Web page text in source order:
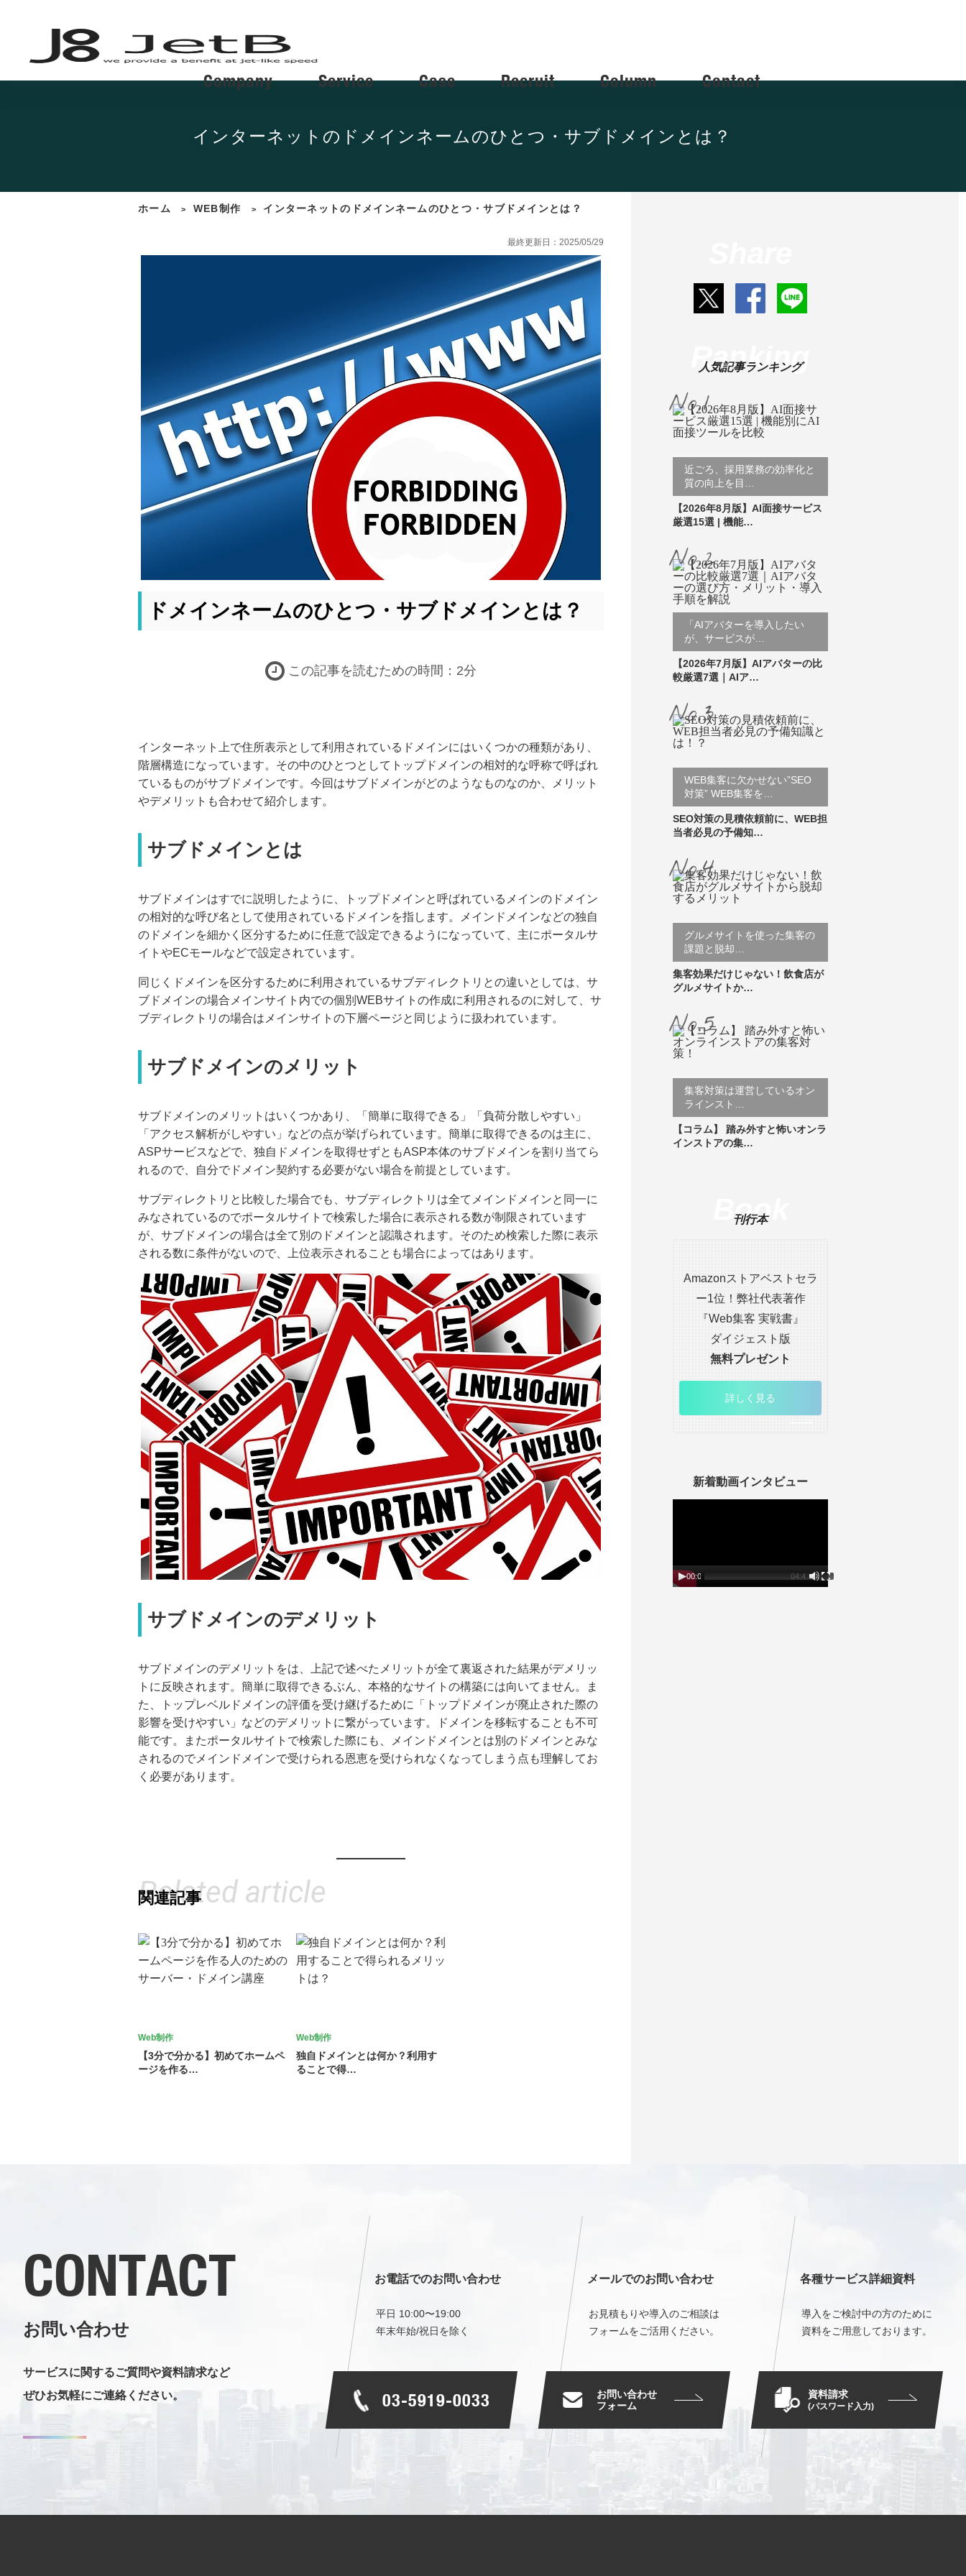
Company Service Case Recruit Column Contact
インターネットのドメインネームのひとつ・サブドメインとは？
ホーム > WEB制作 > インターネットのドメインネームのひとつ・サブドメインとは？
最終更新日：2025/05/29
ドメインネームのひとつ・サブドメインとは？
この記事を読むための時間：2分
インターネット上で住所表示として利用されているドメインにはいくつかの種類があり、
階層構造になっています。その中のひとつとしてトップドメインの相対的な呼称で呼ばれ
ているものがサブドメインです。今回はサブドメインがどのようなものなのか、メリット
やデメリットも合わせて紹介します。
サブドメインとは
サブドメインはすでに説明したように、トップドメインと呼ばれているメインのドメイン
の相対的な呼び名として使用されているドメインを指します。メインドメインなどの独自
のドメインを細かく区分するために任意で設定できるようになっていて、主にポータルサ
イトやECモールなどで設定されています。
同じくドメインを区分するために利用されているサブディレクトリとの違いとしては、サ
ブドメインの場合メインサイト内での個別WEBサイトの作成に利用されるのに対して、サ
ブディレクトリの場合はメインサイトの下層ページと同じように扱われています。
サブドメインのメリット
サブドメインのメリットはいくつかあり、「簡単に取得できる」「負荷分散しやすい」
「アクセス解析がしやすい」などの点が挙げられています。簡単に取得できるのは主に、
ASPサービスなどで、独自ドメインを取得せずともASP本体のサブドメインを割り当てら
れるので、自分でドメイン契約する必要がない場合を前提としています。
サブディレクトリと比較した場合でも、サブディレクトリは全てメインドメインと同一に
みなされているのでポータルサイトで検索した場合に表示される数が制限されています
が、サブドメインの場合は全て別のドメインと認識されます。そのため検索した際に表示
される数に条件がないので、上位表示されることも場合によってはあります。
サブドメインのデメリット
サブドメインのデメリットをは、上記で述べたメリットが全て裏返された結果がデメリッ
トに反映されます。簡単に取得できるぶん、本格的なサイトの構築には向いてません。ま
た、トップレベルドメインの評価を受け継げるために「トップドメインが廃止された際の
影響を受けやすい」などのデメリットに繋がっています。ドメインを移転することも不可
能です。またポータルサイトで検索した際にも、メインドメインとは別のドメインとみな
されるのでメインドメインで受けられる恩恵を受けられなくなってしまう点も理解してお
く必要があります。
関連記事
Related article
Web制作
【3分で分かる】初めてホームペ
ージを作る…
Web制作
独自ドメインとは何か？利用す
ることで得…
人気記事ランキング
Ranking
近ごろ、採用業務の効率化と
質の向上を目…
【2026年8月版】AI面接サービス
厳選15選 | 機能…
「AIアバターを導入したい
が、サービスが…
【2026年7月版】AIアバターの比
較厳選7選｜AIア…
WEB集客に欠かせない”SEO
対策” WEB集客を…
SEO対策の見積依頼前に、WEB担
当者必見の予備知…
グルメサイトを使った集客の
課題と脱却…
集客効果だけじゃない！飲食店が
グルメサイトか…
集客対策は運営しているオン
ラインスト…
【コラム】 踏み外すと怖いオンラ
インストアの集…
刊行本
Book
Amazonストアベストセラ
ー1位！弊社代表著作
『Web集客 実戦書』
ダイジェスト版
無料プレゼント
詳しく見る
新着動画インタビュー
動
00:00 04:45
CONTACT
お問い合わせ
サービスに関するご質問や資料請求など
ぜひお気軽にご連絡ください。
お電話でのお問い合わせ
平日 10:00〜19:00
年末年始/祝日を除く
03-5919-0033
メールでのお問い合わせ
お見積もりや導入のご相談は
フォームをご活用ください。
お問い合わせ
フォーム
各種サービス詳細資料
導入をご検討中の方のために
資料をご用意しております。
資料請求
(パスワード入力)